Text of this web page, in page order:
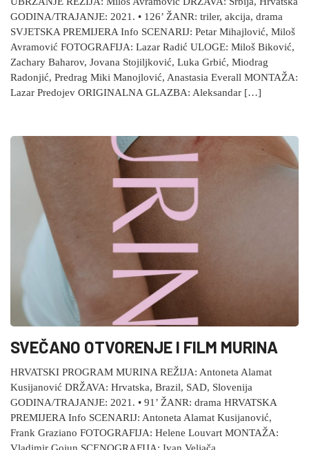
GODINA/TRAJANJE: 2021. • 126’ ŽANR: triler, akcija, drama
SVJETSKA PREMIJERA Info SCENARIJ: Petar Mihajlović, Miloš
Avramović FOTOGRAFIJA: Lazar Radić ULOGE: Miloš Biković,
Zachary Baharov, Jovana Stojiljković, Luka Grbić, Miodrag
Radonjić, Predrag Miki Manojlović, Anastasia Everall MONTAŽA:
Lazar Predojev ORIGINALNA GLAZBA: Aleksandar […]
SVEČANO OTVORENJE I FILM MURINA
HRVATSKI PROGRAM MURINA REŽIJA: Antoneta Alamat
Kusijanović DRŽAVA: Hrvatska, Brazil, SAD, Slovenija
GODINA/TRAJANJE: 2021. • 91’ ŽANR: drama HRVATSKA
PREMIJERA Info SCENARIJ: Antoneta Alamat Kusijanović,
Frank Graziano FOTOGRAFIJA: Helene Louvart MONTAŽA: